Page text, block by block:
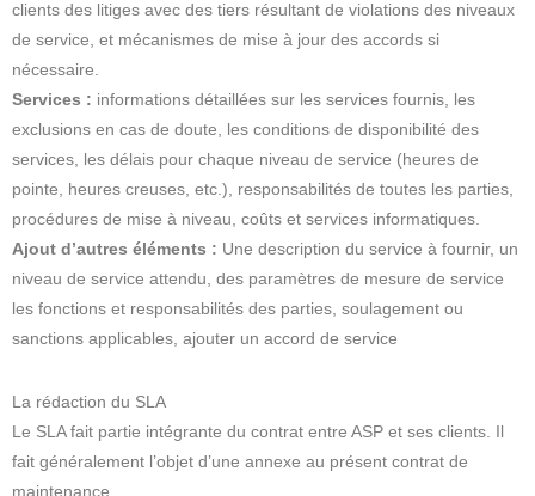
clients des litiges avec des tiers résultant de violations des niveaux
de service, et mécanismes de mise à jour des accords si
nécessaire.
Services : informations détaillées sur les services fournis, les
exclusions en cas de doute, les conditions de disponibilité des
services, les délais pour chaque niveau de service (heures de
pointe, heures creuses, etc.), responsabilités de toutes les parties,
procédures de mise à niveau, coûts et services informatiques.
Ajout d’autres éléments : Une description du service à fournir, un
niveau de service attendu, des paramètres de mesure de service
les fonctions et responsabilités des parties, soulagement ou
sanctions applicables, ajouter un accord de service
La rédaction du SLA
Le SLA fait partie intégrante du contrat entre ASP et ses clients. Il
fait généralement l’objet d’une annexe au présent contrat de
maintenance.